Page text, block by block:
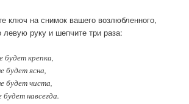
ключ на снимок вашего возлюбленного,
левую руку и шепчите три раза:
будет крепка,
будет ясна,
будет чиста,
навсегда.